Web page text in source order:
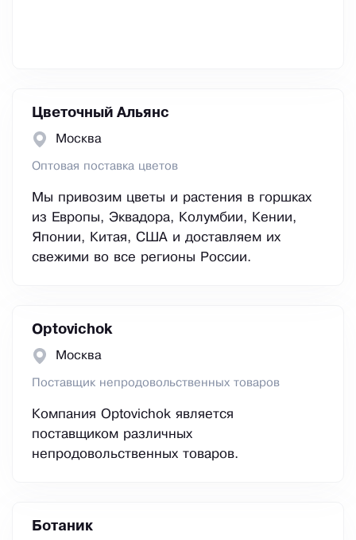
Цветочный Альянс
Москва
Оптовая поставка цветов
Мы привозим цветы и растения в горшках
из Европы, Эквадора, Колумбии, Кении,
Японии, Китая, США и доставляем их
свежими во все регионы России.
Оptovichok
Москва
Поставщик непродовольственных товаров
Компания Оptovichok является
поставщиком различных
непродовольственных товаров.
Ботаник